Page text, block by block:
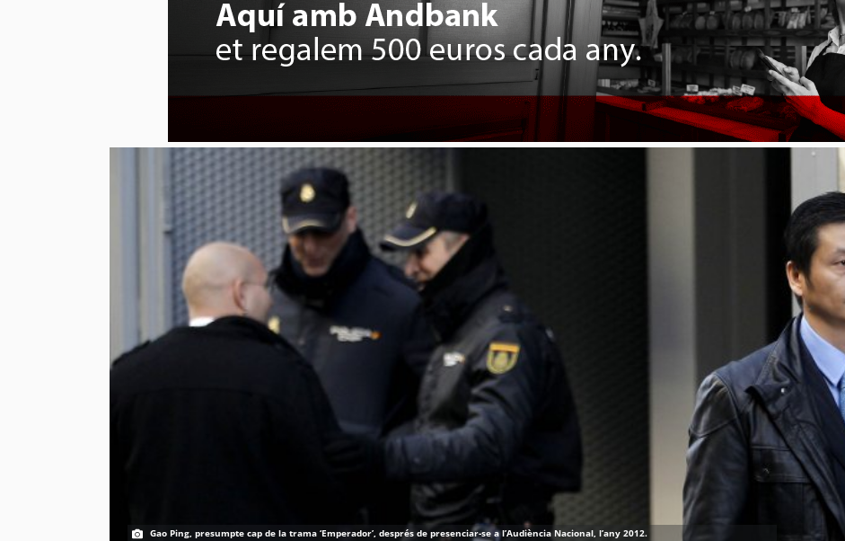
Gao Ping, presumpte cap de la trama ‘Emperador’, després de presenciar-se a l’Audiència Nacional, l’any 2012.